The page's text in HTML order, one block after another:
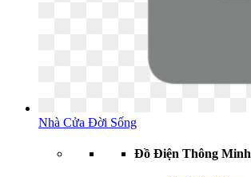
Nhà Cửa Đời Sống
Đồ Điện Thông Minh